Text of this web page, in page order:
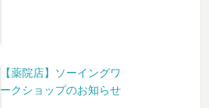
【薬院店】ソーイングワ
ークショップのお知らせ